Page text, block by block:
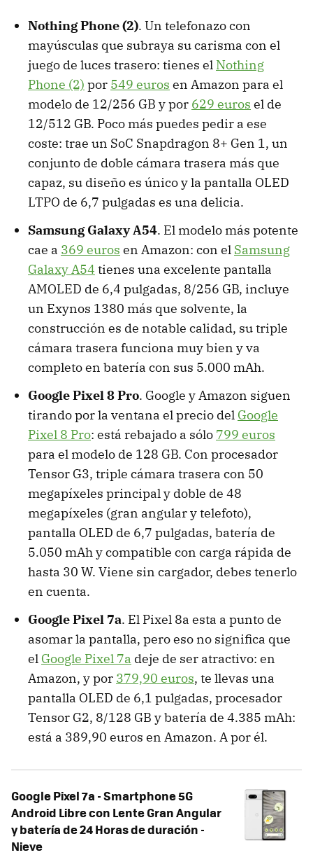
Nothing Phone (2). Un telefonazo con
mayúsculas que subraya su carisma con el
juego de luces trasero: tienes el Nothing
Phone (2) por 549 euros en Amazon para el
modelo de 12/256 GB y por 629 euros el de
12/512 GB. Poco más puedes pedir a ese
coste: trae un SoC Snapdragon 8+ Gen 1, un
conjunto de doble cámara trasera más que
capaz, su diseño es único y la pantalla OLED
LTPO de 6,7 pulgadas es una delicia.
Samsung Galaxy A54. El modelo más potente
cae a 369 euros en Amazon: con el Samsung
Galaxy A54 tienes una excelente pantalla
AMOLED de 6,4 pulgadas, 8/256 GB, incluye
un Exynos 1380 más que solvente, la
construcción es de notable calidad, su triple
cámara trasera funciona muy bien y va
completo en batería con sus 5.000 mAh.
Google Pixel 8 Pro. Google y Amazon siguen
tirando por la ventana el precio del Google
Pixel 8 Pro: está rebajado a sólo 799 euros
para el modelo de 128 GB. Con procesador
Tensor G3, triple cámara trasera con 50
megapíxeles principal y doble de 48
megapíxeles (gran angular y telefoto),
pantalla OLED de 6,7 pulgadas, batería de
5.050 mAh y compatible con carga rápida de
hasta 30 W. Viene sin cargador, debes tenerlo
en cuenta.
Google Pixel 7a. El Pixel 8a esta a punto de
asomar la pantalla, pero eso no significa que
el Google Pixel 7a deje de ser atractivo: en
Amazon, y por 379,90 euros, te llevas una
pantalla OLED de 6,1 pulgadas, procesador
Tensor G2, 8/128 GB y batería de 4.385 mAh:
está a 389,90 euros en Amazon. A por él.
Google Pixel 7a - Smartphone 5G
Android Libre con Lente Gran Angular
y batería de 24 Horas de duración -
Nieve